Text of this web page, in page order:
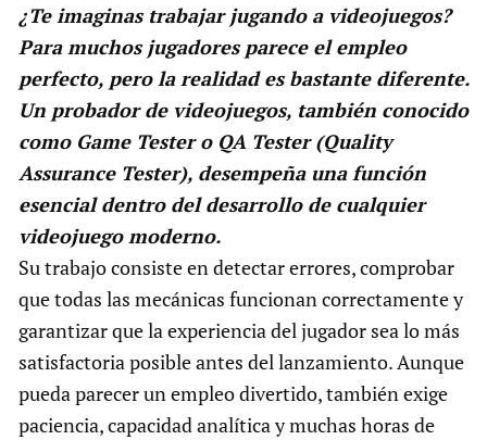
¿Te imaginas trabajar jugando a videojuegos?
Para muchos jugadores parece el empleo
perfecto, pero la realidad es bastante diferente.
Un probador de videojuegos, también conocido
como Game Tester o QA Tester (Quality
Assurance Tester), desempeña una función
esencial dentro del desarrollo de cualquier
videojuego moderno.
Su trabajo consiste en detectar errores, comprobar
que todas las mecánicas funcionan correctamente y
garantizar que la experiencia del jugador sea lo más
satisfactoria posible antes del lanzamiento. Aunque
pueda parecer un empleo divertido, también exige
paciencia, capacidad analítica y muchas horas de